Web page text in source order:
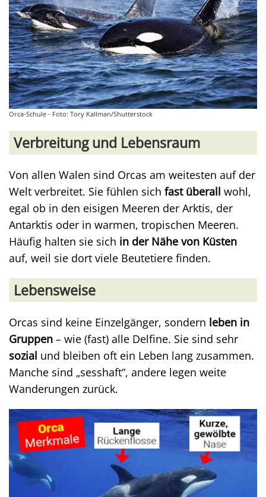
Orca-Schule - Foto: Tory Kallman/Shutterstock
Verbreitung und Lebensraum
Von allen Walen sind Orcas am weitesten auf der
Welt verbreitet. Sie fühlen sich fast überall wohl,
egal ob in den eisigen Meeren der Arktis, der
Antarktis oder in warmen, tropischen Meeren.
Häufig halten sie sich in der Nähe von Küsten
auf, weil sie dort viele Beutetiere finden.
Lebensweise
Orcas sind keine Einzelgänger, sondern leben in
Gruppen – wie (fast) alle Delfine. Sie sind sehr
sozial und bleiben oft ein Leben lang zusammen.
Manche sind „sesshaft“, andere legen weite
Wanderungen zurück.